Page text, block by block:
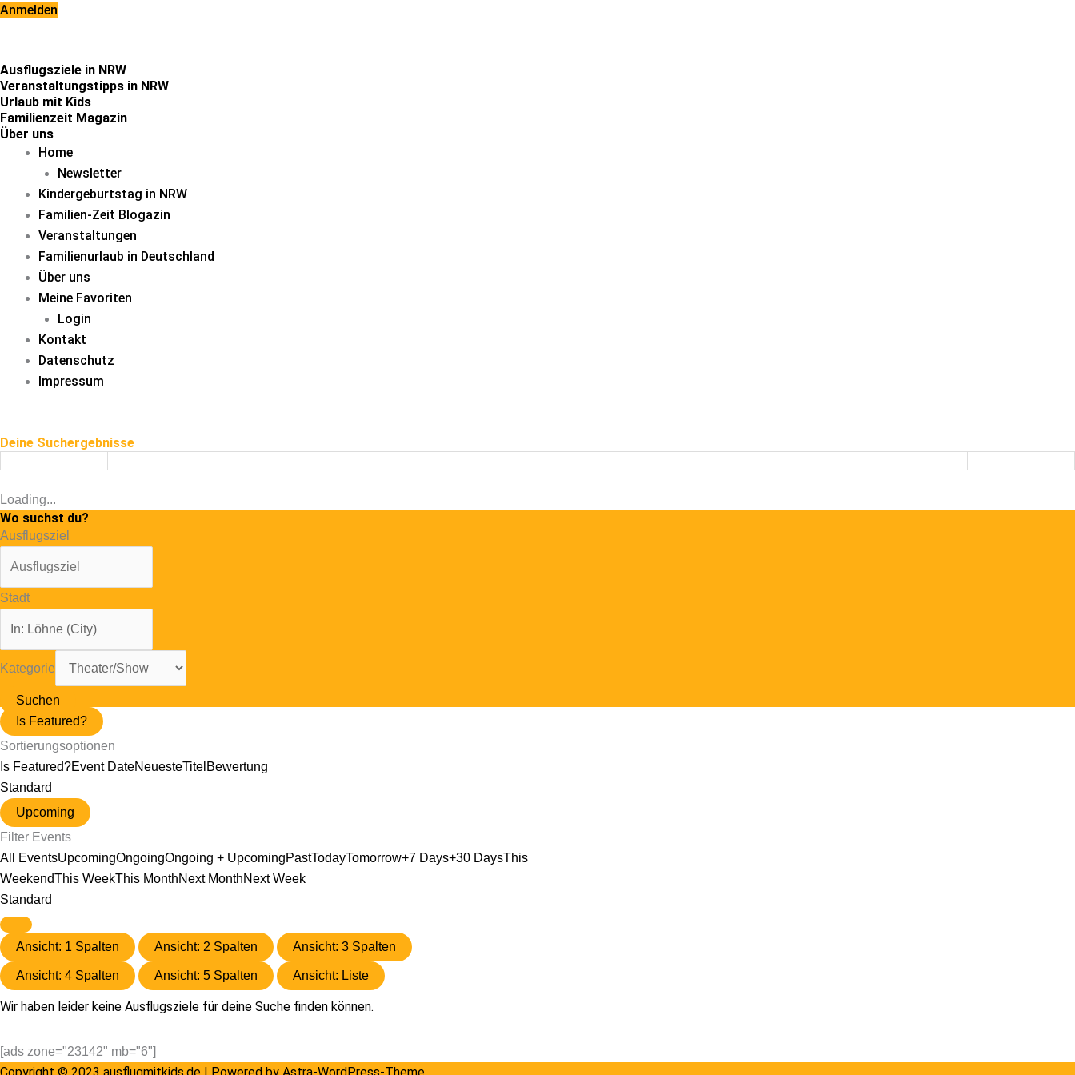
Zum
Anmelden
Ausflugsziele in NRW
Veranstaltungstipps in NRW
Urlaub mit Kids
Familienzeit Magazin
Über uns
Home
Newsletter
Kindergeburtstag in NRW
Familien-Zeit Blogazin
Veranstaltungen
Familienurlaub in Deutschland
Über uns
Meine Favoriten
Login
Kontakt
Datenschutz
Impressum
Deine Suchergebnisse
Loading...
Wo suchst du?
Ausflugsziel
Stadt
Kategorie
Suchen
Is Featured?
Sortierungsoptionen
Is Featured?Event DateNeuesteTitel Bewertung
Standard
Upcoming
Filter Events
All EventsUpcomingOngoingOngoing + UpcomingPastTodayTomorrow+7 Days+30 DaysThis
WeekendThis WeekThis MonthNext MonthNext Week
Standard
Ansicht: 1 Spalten Ansicht: 2 Spalten Ansicht: 3 Spalten
Ansicht: 4 Spalten Ansicht: 5 Spalten Ansicht: Liste
Wir haben leider keine Ausflugsziele für deine Suche finden können.
[ads zone="23142" mb="6"]